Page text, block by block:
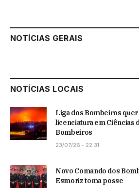
NOTÍCIAS GERAIS
NOTÍCIAS LOCAIS
Liga dos Bombeiros
licenciatura em Ciências
Bombeiros
23/07/26 - 22:31
Novo Comando dos
Esmoriz toma posse